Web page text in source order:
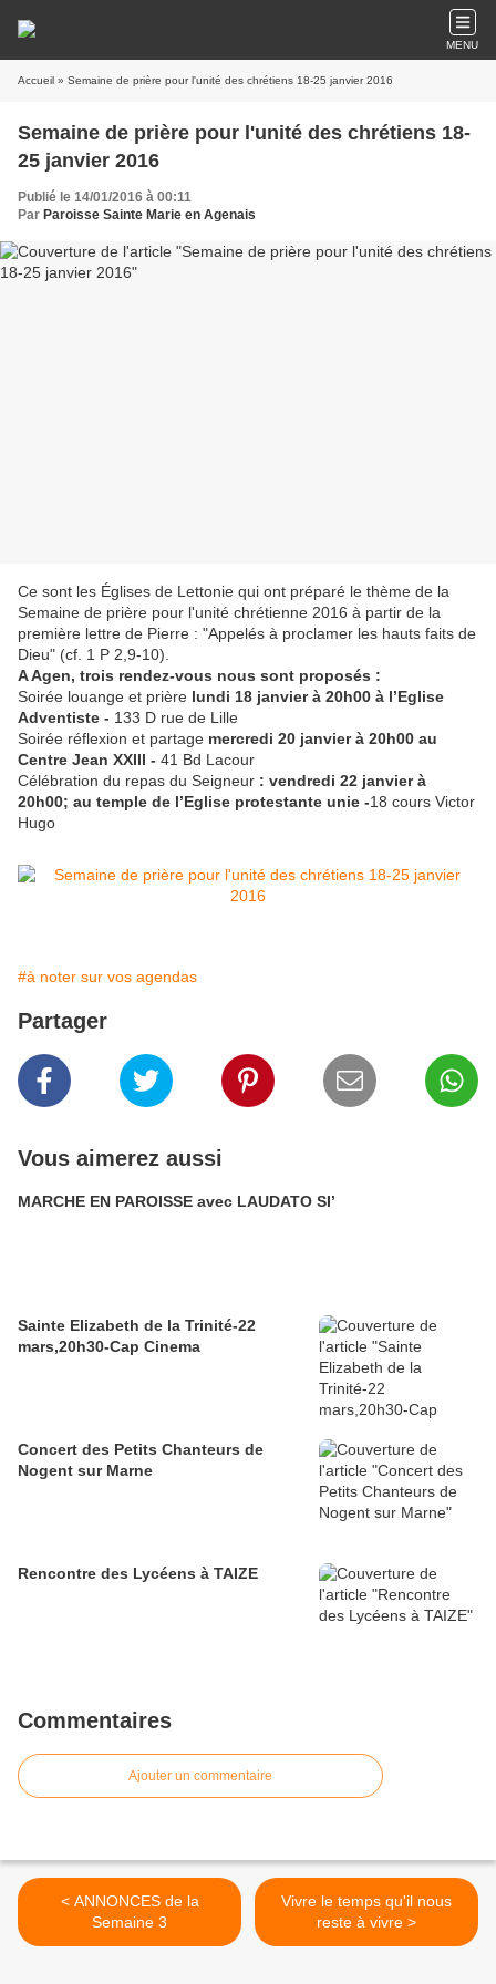
MENU
Accueil » Semaine de prière pour l'unité des chrétiens 18-25 janvier 2016
Semaine de prière pour l'unité des chrétiens 18-
25 janvier 2016
Publié le 14/01/2016 à 00:11
Par Paroisse Sainte Marie en Agenais
Ce sont les Églises de Lettonie qui ont préparé le thème de la
Semaine de prière pour l'unité chrétienne 2016 à partir de la
première lettre de Pierre : "Appelés à proclamer les hauts faits de
Dieu" (cf. 1 P 2,9-10).
A Agen, trois rendez-vous nous sont proposés :
Soirée louange et prière lundi 18 janvier à 20h00 à l’Eglise
Adventiste - 133 D rue de Lille
Soirée réflexion et partage mercredi 20 janvier à 20h00 au
Centre Jean XXIII - 41 Bd Lacour
Célébration du repas du Seigneur : vendredi 22 janvier à
20h00; au temple de l’Eglise protestante unie -18 cours Victor
Hugo
#à noter sur vos agendas
Partager
Vous aimerez aussi
MARCHE EN PAROISSE avec LAUDATO SI’
Sainte Elizabeth de la Trinité-22
mars,20h30-Cap Cinema
Concert des Petits Chanteurs de
Nogent sur Marne
Rencontre des Lycéens à TAIZE
Commentaires
Ajouter un commentaire
< ANNONCES de la
Semaine 3
Vivre le temps qu'il nous
reste à vivre >